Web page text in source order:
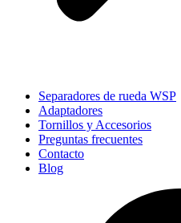
Separadores de rueda WSP
Adaptadores
Tornillos y Accesorios
Preguntas frecuentes
Contacto
Blog